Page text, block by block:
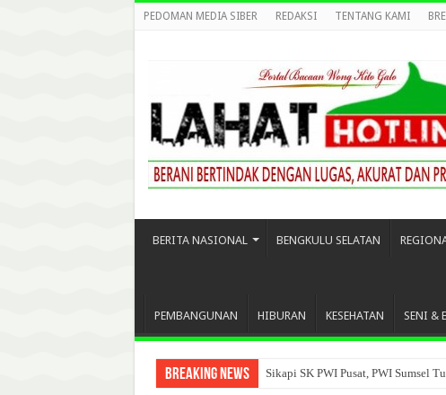
PEDOMAN MEDIA SIBER REDAKSI TENTANG KAMI
BERITA NASIONAL BENGKULU SELATAN
PEMBANGUNAN HIBURAN KESEHATAN SENI &
Breaking News Sikapi SK PWI Pusat, PWI Sumsel